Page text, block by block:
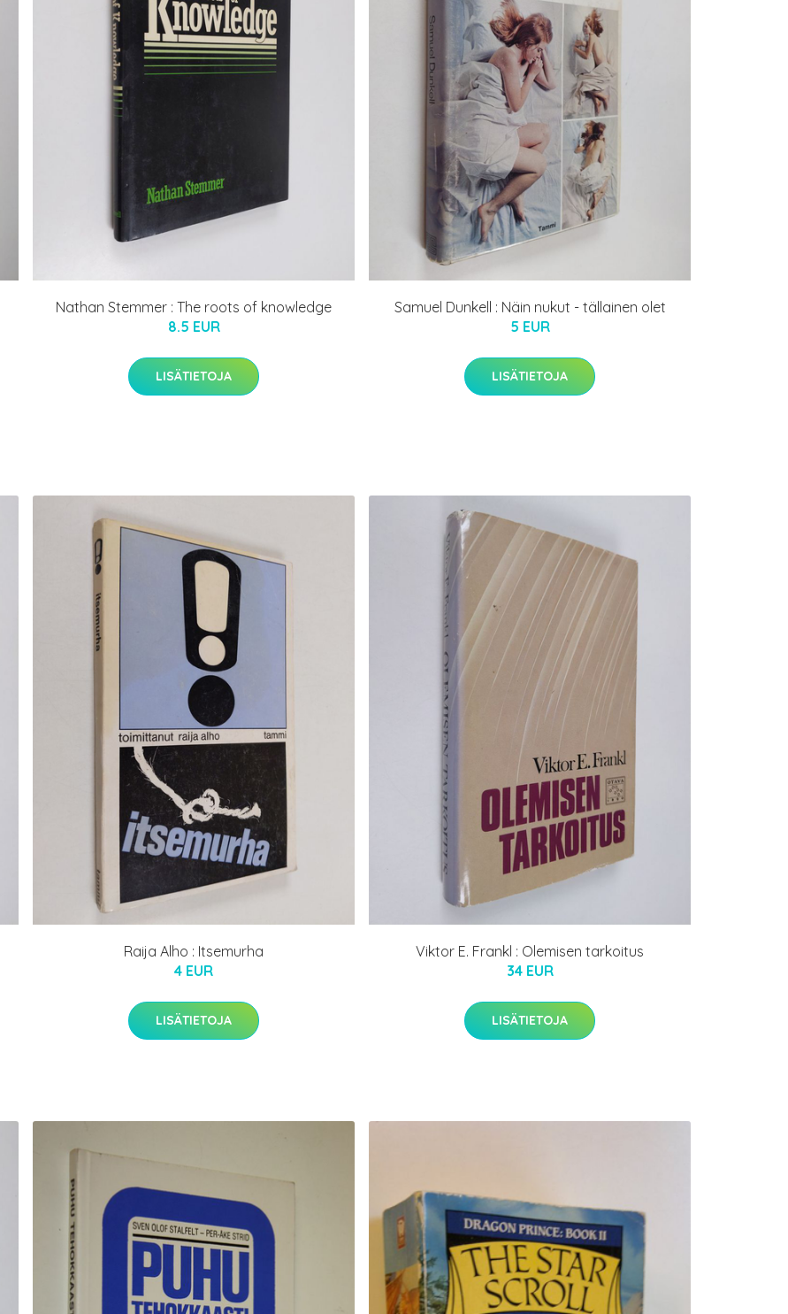
Nathan Stemmer : The roots of knowledge
8.5 EUR
LISÄTIETOJA
Samuel Dunkell : Näin nukut - tällainen olet
5 EUR
LISÄTIETOJA
Raija Alho : Itsemurha
4 EUR
LISÄTIETOJA
Viktor E. Frankl : Olemisen tarkoitus
34 EUR
LISÄTIETOJA